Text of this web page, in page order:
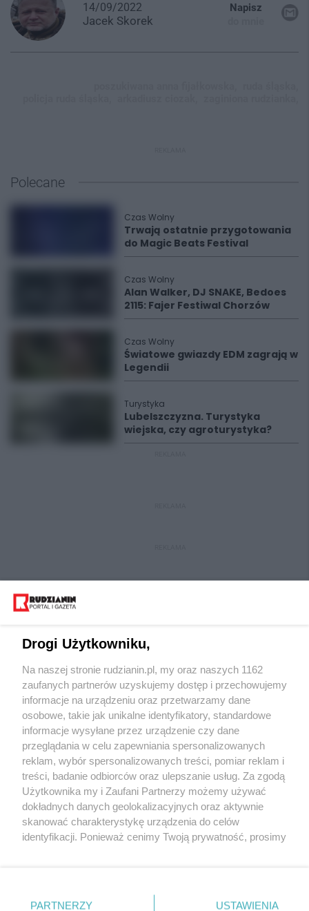
14/09/2022
Jacek Skorek
Napisz
Polecane
Czas Wolny
Trwają ostatnie przygotowania
do Magic Beats Festival
Czas Wolny
Alan Walker, DJ SNAKE, Bedoes
2115: Fajer Festiwal Chorzów
Czas Wolny
Światowe gwiazdy EDM zagrają w
Legendii
Turystyka
Lubelszczyzna. Turystyka
wiejska, czy agroturystyka?
Wydawca mediów lokalnych
Nie zapomnij
zapoznać się z:
polityką prywatności regulamin korzystania z portali
Twojemiasto
Piekary Śląskie
Chorzów
Tarnowskie Góry
Gliwice
Skontakuj sięz nami
Kontakt
Wydawca
Redakcja
Drogi Użytkowniku,
Na naszej stronie rudzianin.pl, my oraz naszych 1162
zaufanych partnerów uzyskujemy dostęp i przechowujemy
informacje na urządzeniu oraz przetwarzamy dane
osobowe, takie jak unikalne identyfikatory, standardowe
informacje wysyłane przez urządzenie czy dane
przeglądania w celu zapewniania spersonalizowanych
reklam, wybór spersonalizowanych treści, pomiar reklam i
treści, badanie odbiorców oraz ulepszanie usług. Za zgodą
Użytkownika my i Zaufani Partnerzy możemy używać
dokładnych danych geolokalizacyjnych oraz aktywnie
skanować charakterystykę urządzenia do celów
identyfikacji. Ponieważ cenimy Twoją prywatność, prosimy
prywatności znajdujący się w lewym dolnym rogu strony
PARTNERZY USTAWIENIA